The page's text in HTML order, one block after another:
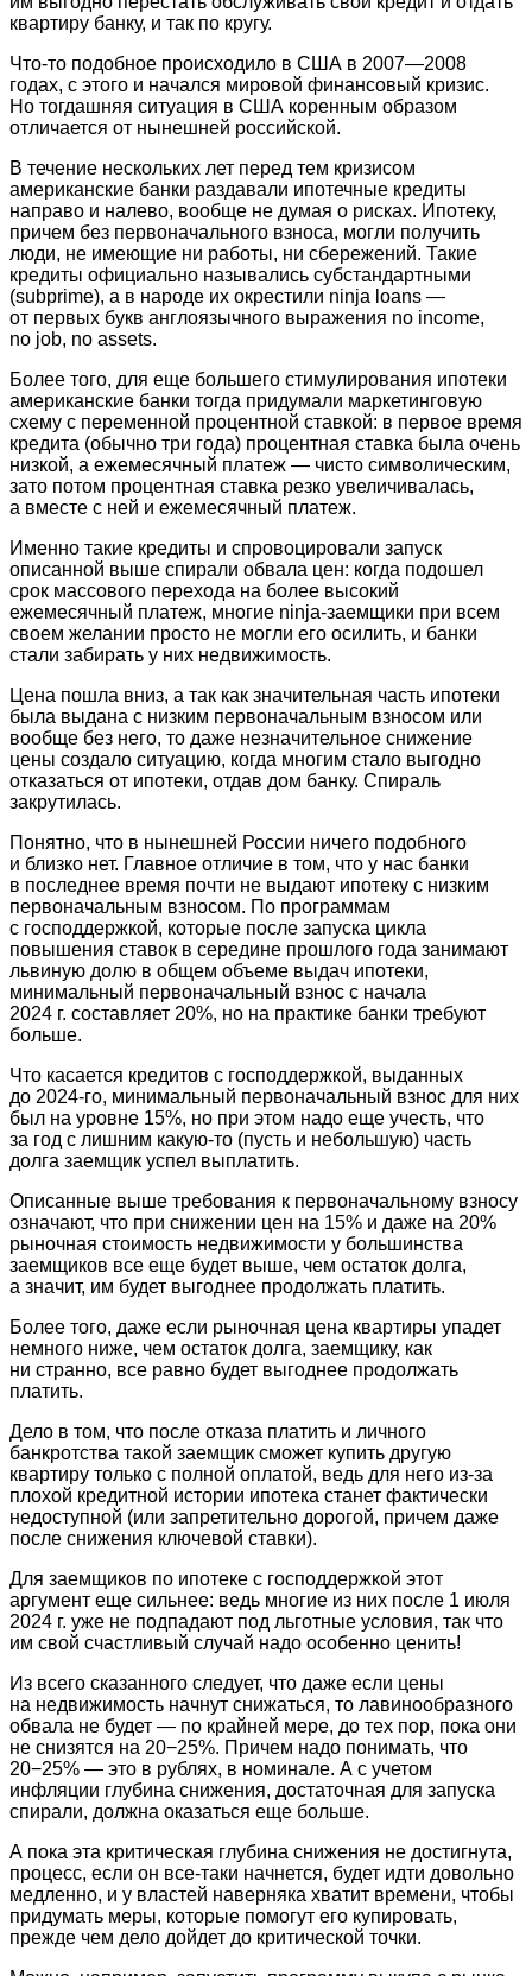
квартиру банку, и так по кругу.
Что-то подобное происходило в США в 2007—2008
годах, с этого и начался мировой финансовый кризис.
Но тогдашняя ситуация в США коренным образом
отличается от нынешней российской.
В течение нескольких лет перед тем кризисом
американские банки раздавали ипотечные кредиты
направо и налево, вообще не думая о рисках. Ипотеку,
причем без первоначального взноса, могли получить
люди, не имеющие ни работы, ни сбережений. Такие
кредиты официально назывались субстандартными
(subprime), а в народе их окрестили ninja loans —
от первых букв англоязычного выражения no income,
no job, no assets.
Более того, для еще большего стимулирования ипотеки
американские банки тогда придумали маркетинговую
схему с переменной процентной ставкой: в первое время
кредита (обычно три года) процентная ставка была очень
низкой, а ежемесячный платеж — чисто символическим,
зато потом процентная ставка резко увеличивалась,
а вместе с ней и ежемесячный платеж.
Именно такие кредиты и спровоцировали запуск
описанной выше спирали обвала цен: когда подошел
срок массового перехода на более высокий
ежемесячный платеж, многие ninja-заемщики при всем
своем желании просто не могли его осилить, и банки
стали забирать у них недвижимость.
Цена пошла вниз, а так как значительная часть ипотеки
была выдана с низким первоначальным взносом или
вообще без него, то даже незначительное снижение
цены создало ситуацию, когда многим стало выгодно
отказаться от ипотеки, отдав дом банку. Спираль
закрутилась.
Понятно, что в нынешней России ничего подобного
и близко нет. Главное отличие в том, что у нас банки
в последнее время почти не выдают ипотеку с низким
первоначальным взносом. По программам
с господдержкой, которые после запуска цикла
повышения ставок в середине прошлого года занимают
львиную долю в общем объеме выдач ипотеки,
минимальный первоначальный взнос с начала
2024 г. составляет 20%, но на практике банки требуют
больше.
Что касается кредитов с господдержкой, выданных
до 2024-го, минимальный первоначальный взнос для них
был на уровне 15%, но при этом надо еще учесть, что
за год с лишним какую-то (пусть и небольшую) часть
долга заемщик успел выплатить.
Описанные выше требования к первоначальному взносу
означают, что при снижении цен на 15% и даже на 20%
рыночная стоимость недвижимости у большинства
заемщиков все еще будет выше, чем остаток долга,
а значит, им будет выгоднее продолжать платить.
Более того, даже если рыночная цена квартиры упадет
немного ниже, чем остаток долга, заемщику, как
ни странно, все равно будет выгоднее продолжать
платить.
Дело в том, что после отказа платить и личного
банкротства такой заемщик сможет купить другую
квартиру только с полной оплатой, ведь для него из-за
плохой кредитной истории ипотека станет фактически
недоступной (или запретительно дорогой, причем даже
после снижения ключевой ставки).
Для заемщиков по ипотеке с господдержкой этот
аргумент еще сильнее: ведь многие из них после 1 июля
2024 г. уже не подпадают под льготные условия, так что
им свой счастливый случай надо особенно ценить!
Из всего сказанного следует, что даже если цены
на недвижимость начнут снижаться, то лавинообразного
обвала не будет — по крайней мере, до тех пор, пока они
не снизятся на 20−25%. Причем надо понимать, что
20−25% — это в рублях, в номинале. А с учетом
инфляции глубина снижения, достаточная для запуска
спирали, должна оказаться еще больше.
А пока эта критическая глубина снижения не достигнута,
процесс, если он все-таки начнется, будет идти довольно
медленно, и у властей наверняка хватит времени, чтобы
придумать меры, которые помогут его купировать,
прежде чем дело дойдет до критической точки.